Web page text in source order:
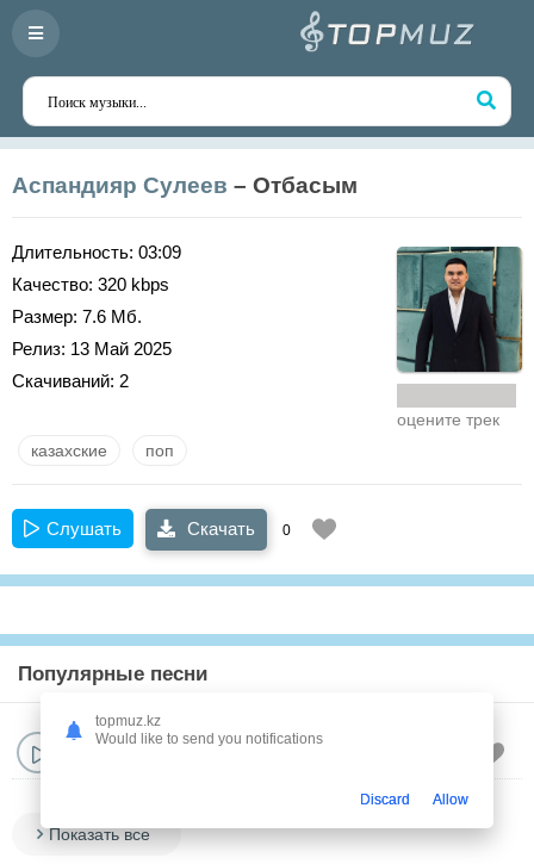
Аспандияр Сулеев – Отбасым
Длительность: 03:09
Качество: 320 kbps
Размер: 7.6 Мб.
Релиз: 13 Май 2025
Скачиваний: 2
оцените трек
казахские поп
Слушать Скачать 0
Популярные песни
Аспандияр Сулеев
Показать все
topmuz.kz
Would like to send you notifications
Discard Allow